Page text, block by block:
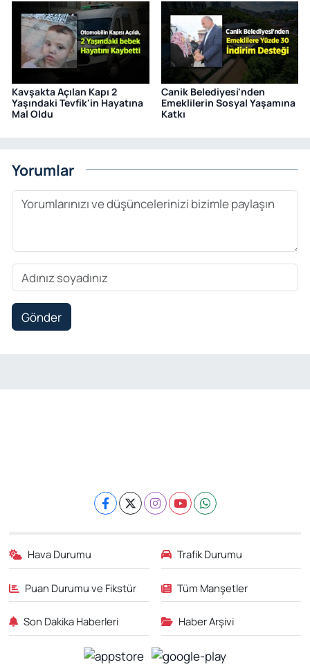
Kavşakta Açılan Kapı 2
Yaşındaki Tevfik'in Hayatına
Mal Oldu
Canik Belediyesi'nden
Emeklilerin Sosyal Yaşamına
Katkı
Yorumlar
Gönder
Hava Durumu Trafik Durumu
Puan Durumu ve Fikstür Tüm Manşetler
Son Dakika Haberleri Haber Arşivi